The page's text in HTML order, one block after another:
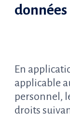
données
En
applicable
personnel,
droits